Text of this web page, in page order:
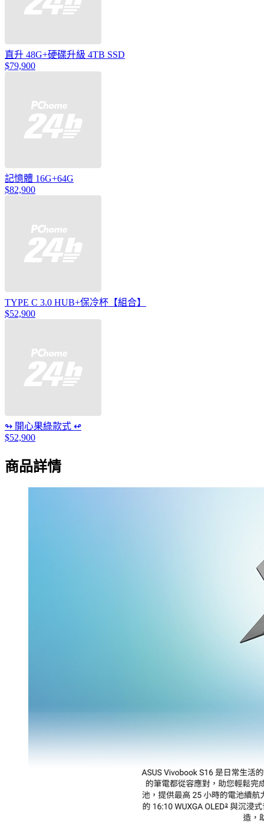
直升 48G+硬碟升級 4TB SSD
$79,900
記憶體 16G+64G
$82,900
TYPE C 3.0 HUB+保冷杯【組合】
$52,900
↬ 開心果綠款式 ↫
$52,900
商品詳情